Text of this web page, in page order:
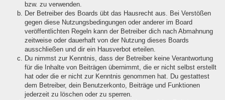
bzw. zu verwenden.
Der Betreiber des Boards übt das Hausrecht aus. Bei Verstößen
gegen diese Nutzungsbedingungen oder anderer im Board
veröffentlichten Regeln kann der Betreiber dich nach Abmahnung
zeitweise oder dauerhaft von der Nutzung dieses Boards
ausschließen und dir ein Hausverbot erteilen.
Du nimmst zur Kenntnis, dass der Betreiber keine Verantwortung
für die Inhalte von Beiträgen übernimmt, die er nicht selbst erstellt
hat oder die er nicht zur Kenntnis genommen hat. Du gestattest
dem Betreiber, dein Benutzerkonto, Beiträge und Funktionen
jederzeit zu löschen oder zu sperren.